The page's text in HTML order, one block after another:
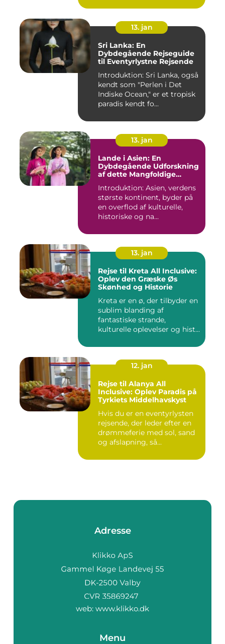
13. jan
Sri Lanka: En
Dybdegående Rejseguide
til Eventyrlystne Rejsende
Introduktion: Sri Lanka, også
kendt som "Perlen i Det
Indiske Ocean," er et tropisk
paradis kendt fo...
13. jan
Lande i Asien: En
Dybdegående Udforskning
af dette Mangfoldige
Introduktion: Asien, verdens
største kontinent, byder på
en overflod af kulturelle,
historiske og na...
13. jan
Rejse til Kreta All Inclusive:
Oplev den Græske Øs
Skønhed og Historie
Kreta er en ø, der tilbyder en
sublim blanding af
fantastiske strande,
kulturelle oplevelser og hist...
12. jan
Rejse til Alanya All
Inclusive: Oplev Paradis på
Tyrkiets Middelhavskyst
Hvis du er en eventyrlysten
rejsende, der leder efter en
drømmeferie med sol, sand
og afslapning, så...
Adresse
web: www.klikko.dk
Menu